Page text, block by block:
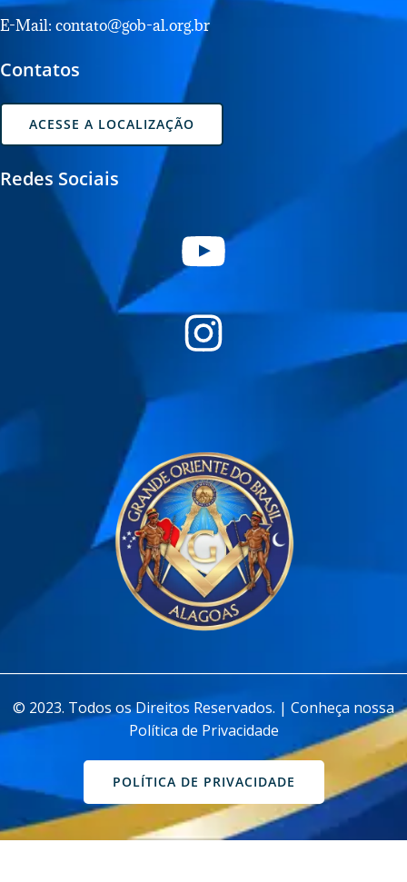
E-Mail: contato@gob-al.org.br
Contatos
ACESSE A LOCALIZAÇÃO
Redes Sociais
© 2023. Todos os Direitos Reservados. | Conheça nossa
Política de Privacidade
POLÍTICA DE PRIVACIDADE